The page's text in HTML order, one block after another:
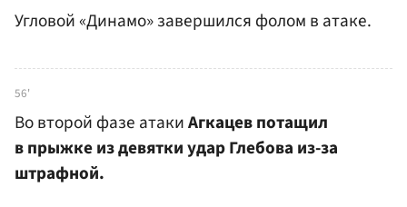
Угловой «Динамо» завершился фолом в атаке.
56'
Во второй фазе атакиАгкацев потащил
в прыжке из девятки удар Глебова из-за
штрафной.